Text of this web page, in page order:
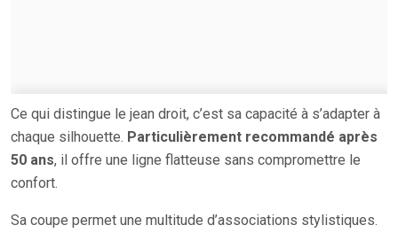
Ce qui distingue le jean droit, c’est sa capacité à s’adapter à
chaque silhouette. Particulièrement recommandé après
50 ans, il offre une ligne flatteuse sans compromettre le
confort.
Sa coupe permet une multitude d’associations stylistiques.